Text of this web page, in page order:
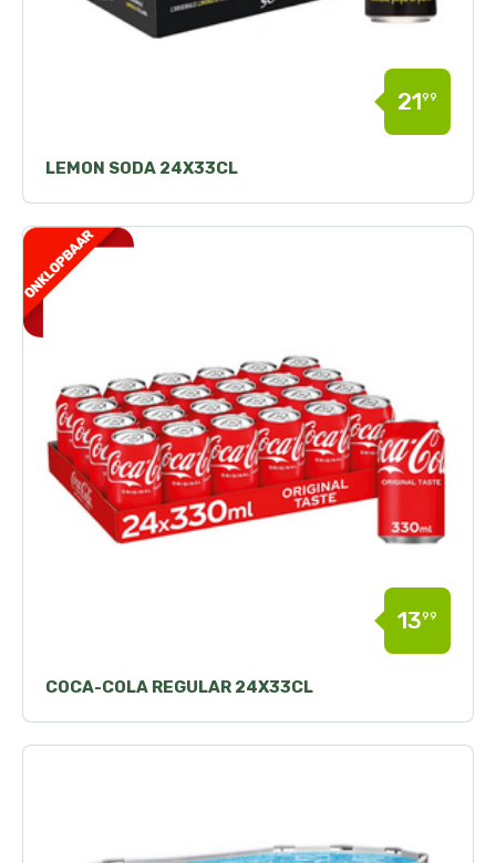
LEMON SODA 24X33CL
2199
COCA-COLA REGULAR 24X33CL
1399